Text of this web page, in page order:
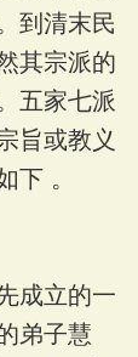
到清末民
其宗派的
五家七派
旨或教义
下 。
成立的一
弟子慧